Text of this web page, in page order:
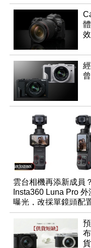
雲台相機再添新成員？
Insta360 Luna Pro 外
曝光，改採單鏡頭配